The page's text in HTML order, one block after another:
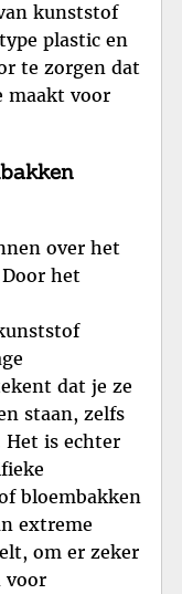
kunststof
plastic en
te zorgen dat
maakt voor
over het
het
dat je ze
staan, zelfs
is echter
bloembakken
extreme
om er zeker
voor